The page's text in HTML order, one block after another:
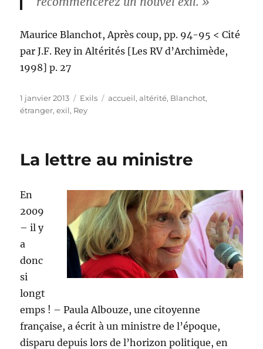
Maurice Blanchot, Après coup, pp. 94-95 < Cité
par J.F. Rey in Altérités [Les RV d’Archimède,
1998] p. 27
Publié
le
1 janvier 2013 Catégories
Exils Étiquettes
accueil,altérité, Blanchot,
étranger,exil, Rey
La lettre au ministre
En
2009
– il y
a
donc
si
longt
emps ! – Paula Albouze, une citoyenne
française, a écrit à un ministre de l’époque,
disparu depuis lors de l’horizon politique, en